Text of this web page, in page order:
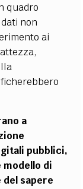
quadro
non
ai
a
pubblici,
modello di
sapere